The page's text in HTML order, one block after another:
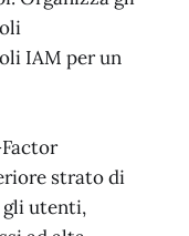
IAM per un
strato di
gli utenti,